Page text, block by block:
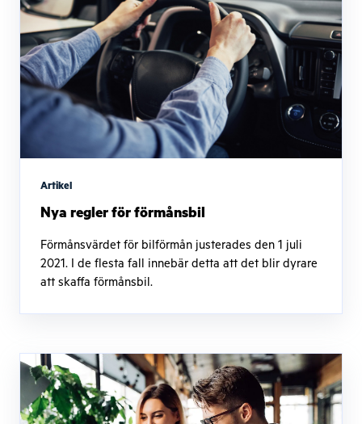
Artikel
Nya regler för förmånsbil
Förmånsvärdet för bilförmån justerades den 1 juli
2021. I de flesta fall innebär detta att det blir dyrare
att skaffa förmånsbil.